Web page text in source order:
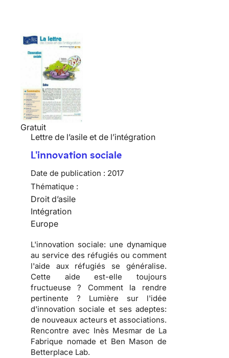
Gratuit
Lettre de l’asile et de l’intégration
L'innovation sociale
Date de publication : 2017
Thématique :
Droit d’asile
Intégration
Europe
L'innovation sociale: une dynamique
au service des réfugiés ou comment
l'aide aux réfugiés se généralise.
Cette aide est-elle toujours
fructueuse ? Comment la rendre
pertinente ? Lumière sur l'idée
d'innovation sociale et ses adeptes:
de nouveaux acteurs et associations.
Rencontre avec Inès Mesmar de La
Fabrique nomade et Ben Mason de
Betterplace Lab.